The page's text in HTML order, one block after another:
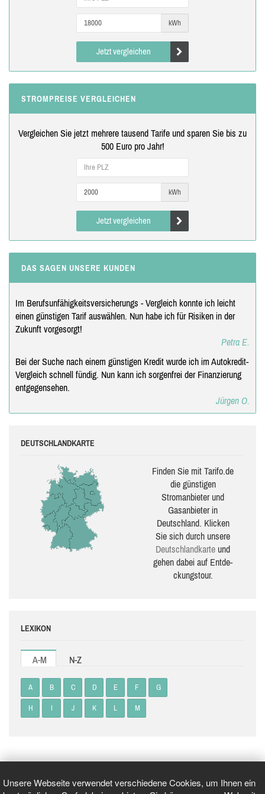
Unsere Webseite verwendet verschiedene Cookies, um Ihnen ein
kWh
Jetzt vergleichen
STROMPREISE VERGLEICHEN
Vergleichen Sie jetzt mehrere tausend Tarife und sparen Sie bis zu
500 Euro pro Jahr!
kWh
Jetzt vergleichen
DAS SAGEN UNSERE KUNDEN
Im Berufsunfähigkeitsversicherungs - Vergleich konnte ich leicht
einen günstigen Tarif auswählen. Nun habe ich für Risiken in der
Zukunft vorgesorgt!
Petra E.
Bei der Suche nach einem günstigen Kredit wurde ich im Autokredit-
Vergleich schnell fündig. Nun kann ich sorgenfrei der Finanzierung
entgegensehen.
Jürgen O.
DEUTSCHLANDKARTE
Finden Sie mit Tarifo.de
die güns­ti­gen
Stromanbieter und
Gasanbieter in
Deutschland. Klicken
Sie sich durch unsere
Deutsch­land­karte und
gehen dabei auf Ent­de­
ckungs­tour.
LEXIKON
A-M N-Z
A B C D E F G
H I J K L M